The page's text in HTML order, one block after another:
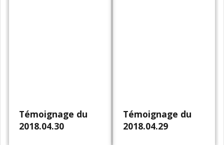
Témoignage du
2018.04.30
Témoignage du
2018.04.29